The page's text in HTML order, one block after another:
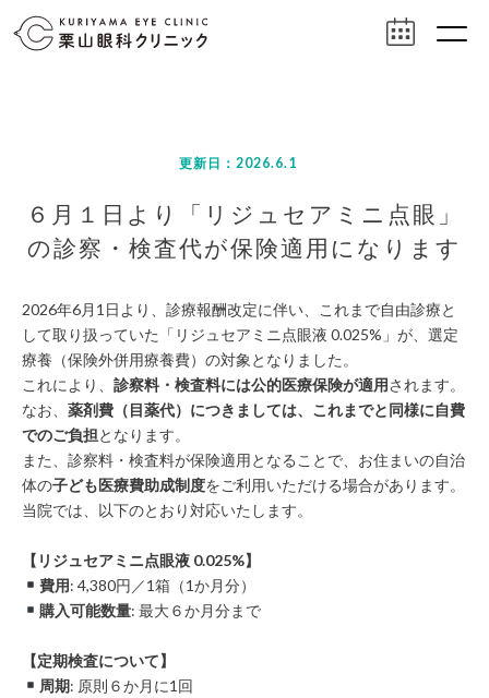
更新日：2026.6.1
６月１日より「リジュセアミニ点眼」
の診察・検査代が保険適用になります
2026年6月1日より、診療報酬改定に伴い、これまで自由診療と
して取り扱っていた「リジュセアミニ点眼液 0.025%」が、選定
療養（保険外併用療養費）の対象となりました。
これにより、 診察料・検査料には公的医療保険が適用されます。
なお、 薬剤費（目薬代）につきましては、これまでと同様に自費
でのご負担となります。
また、診察料・検査料が保険適用となることで、お住まいの自治
体の子ども医療費助成制度をご利用いただける場合があります。
当院では、以下のとおり対応いたします。
【リジュセアミニ点眼液 0.025%】
費用: 4,380円／1箱（1か月分）
購入可能数量: 最大６か月分まで
【定期検査について】
周期: 原則 ６か月に1回